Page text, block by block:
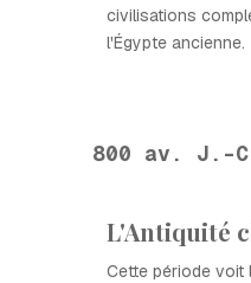
civilisations
l'Égypte ancienne.
800 av. J.-
L'Antiquité
Cette période voit